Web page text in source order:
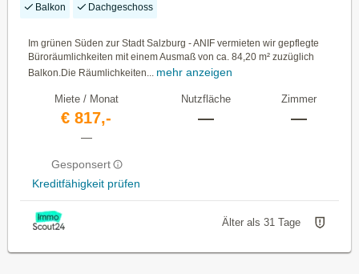
Balkon Dachgeschoss
Im grünen Süden zur Stadt Salzburg - ANIF vermieten wir gepflegte
Büroräumlichkeiten mit einem Ausmaß von ca. 84,20 m² zuzüglich
Balkon.Die Räumlichkeiten... mehr anzeigen
Miete / Monat
€ 817,-
—
Gesponsert
Kreditfähigkeit prüfen
Nutzfläche
—
Zimmer
—
Älter als 31 Tage